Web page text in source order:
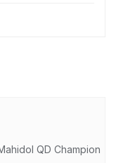
QD Champion